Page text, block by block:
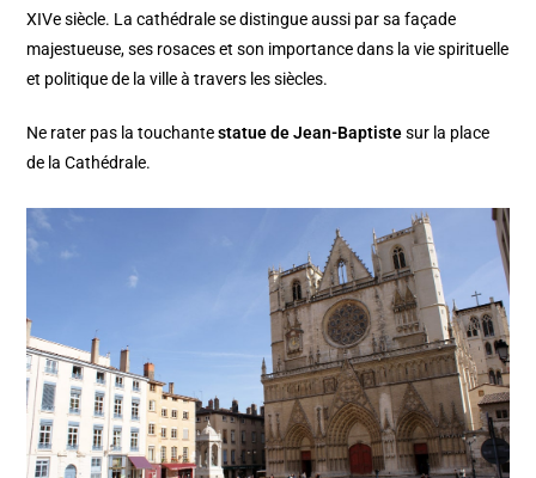
XIVe siècle. La cathédrale se distingue aussi par sa façade
majestueuse, ses rosaces et son importance dans la vie spirituelle
et politique de la ville à travers les siècles.
Ne rater pas la touchantestatue de Jean-Baptistesur la place
de la Cathédrale.